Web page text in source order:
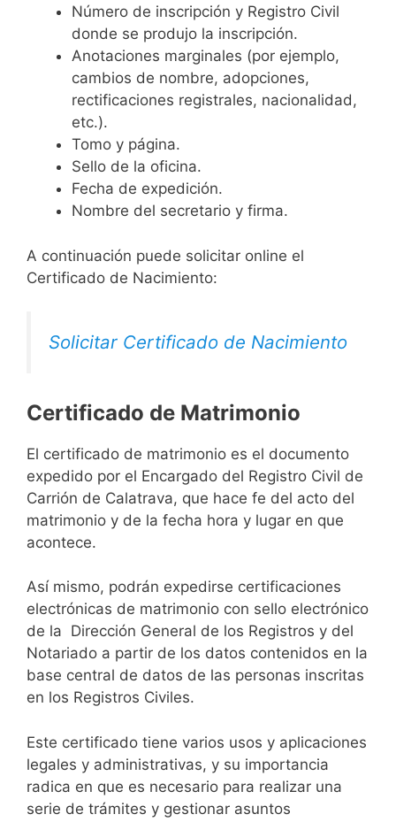
Número de inscripción y Registro Civil
donde se produjo la inscripción.
Anotaciones marginales (por ejemplo,
cambios de nombre, adopciones,
rectificaciones registrales, nacionalidad,
etc.).
Tomo y página.
Sello de la oficina.
Fecha de expedición.
Nombre del secretario y firma.
A continuación puede solicitar online el
Certificado de Nacimiento:
Solicitar Certificado de Nacimiento
Certificado de Matrimonio
El certificado de matrimonio es el documento
expedido por el Encargado del Registro Civil de
Carrión de Calatrava, que hace fe del acto del
matrimonio y de la fecha hora y lugar en que
acontece.
Así mismo, podrán expedirse certificaciones
electrónicas de matrimonio con sello electrónico
de la Dirección General de los Registros y del
Notariado a partir de los datos contenidos en la
base central de datos de las personas inscritas
en los Registros Civiles.
Este certificado tiene varios usos y aplicaciones
legales y administrativas, y su importancia
radica en que es necesario para realizar una
serie de trámites y gestionar asuntos